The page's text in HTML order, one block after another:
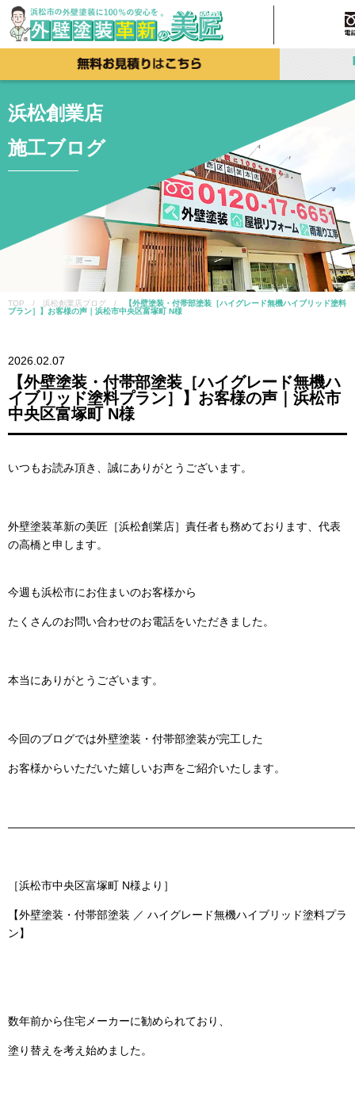
浜松創業店
施工ブログ
TOP / 浜松創業店ブログ /
【外壁塗装・付帯部塗装［ハイグレード無機ハイブリッド塗料
プラン］】お客様の声｜浜松市中央区富塚町 N様
2026.02.07
【外壁塗装・付帯部塗装［ハイグレード無機ハ
イブリッド塗料プラン］】お客様の声｜浜松市
中央区富塚町 N様
いつもお読み頂き、誠にありがとうございます。
外壁塗装革新の美匠［浜松創業店］責任者も務めております、代表
の高橋と申します。
今週も浜松市にお住まいのお客様から
たくさんのお問い合わせのお電話をいただきました。
本当にありがとうございます。
今回のブログでは外壁塗装・付帯部塗装が完工した
お客様からいただいた嬉しいお声をご紹介いたします。
［浜松市中央区富塚町 N様より］
【外壁塗装・付帯部塗装 ／ ハイグレード無機ハイブリッド塗料プラ
ン】
数年前から住宅メーカーに勧められており、
塗り替えを考え始めました。